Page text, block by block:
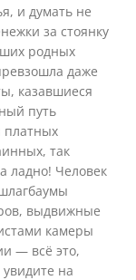
и думать не
за стоянку
родных
даже
казавшиеся
путь
платных
так
ладно! Человек
выдвижные
камеры
— всё это,
на